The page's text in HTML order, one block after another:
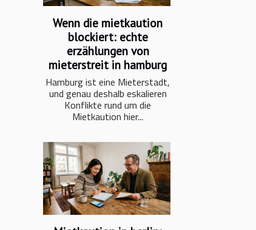
Wenn die mietkaution
blockiert: echte
erzählungen von
mieterstreit in hamburg
Hamburg ist eine Mieterstadt,
und genau deshalb eskalieren
Konflikte rund um die
Mietkaution hier...